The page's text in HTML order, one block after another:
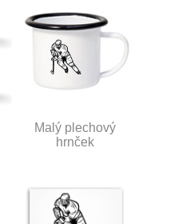
Malý plechový
hrnček